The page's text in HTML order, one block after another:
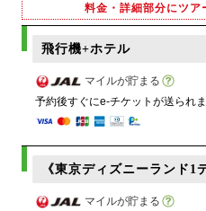
料金・詳細部分にツア
飛行機+ホテル
マイルが貯まる
予約後すぐにe-チケットが送られ
《東京ディズニーランド
マイルが貯まる